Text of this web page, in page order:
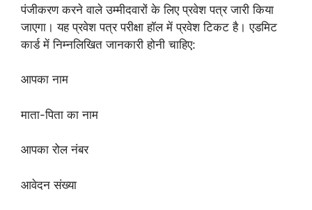
पंजीकरण करने वाले उम्मीदवारों के लिए प्रवेश पत्र जारी किया
जाएगा। यह प्रवेश पत्र परीक्षा हॉल में प्रवेश टिकट है। एडमिट
कार्ड में निम्नलिखित जानकारी होनी चाहिए:
आपका नाम
माता-पिता का नाम
आपका रोल नंबर
आवेदन संख्या